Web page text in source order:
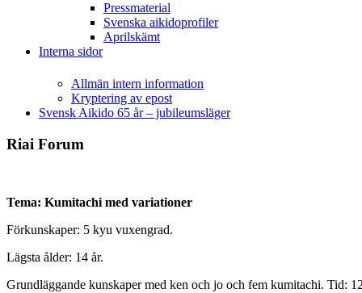
Pressmaterial
Svenska aikidoprofiler
Aprilskämt
Interna sidor
Allmän intern information
Kryptering av epost
Svensk Aikido 65 år – jubileumsläger
Riai Forum
Tema: Kumitachi med variationer
Förkunskaper: 5 kyu vuxengrad.
Lägsta ålder: 14 år.
Grundläggande kunskaper med ken och jo och fem kumitachi. Tid: